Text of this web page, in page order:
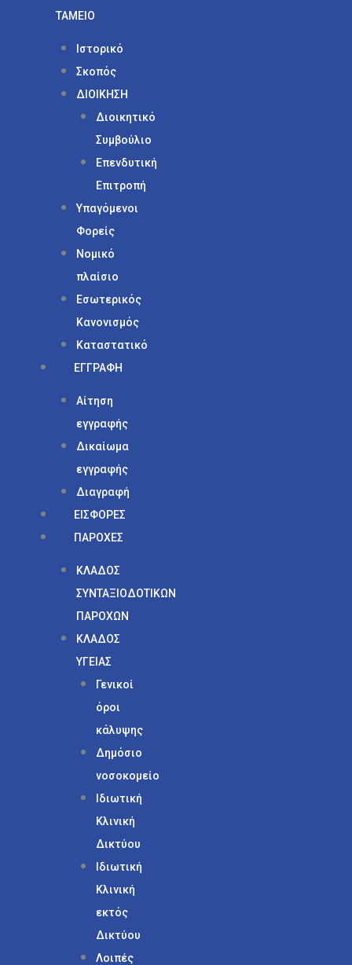
ΤΑΜΕΙΟ
Ιστορικό
Σκοπός
ΔΙΟΙΚΗΣΗ
Διοικητικό
Συμβούλιο
Επενδυτική
Επιτροπή
Υπαγόμενοι
Φορείς
Νομικό
πλαίσιο
Εσωτερικός
Κανονισμός
Καταστατικό
ΕΓΓΡΑΦΗ
Αίτηση
εγγραφής
Δικαίωμα
εγγραφής
Διαγραφή
ΕΙΣΦΟΡΕΣ
ΠΑΡΟΧΕΣ
ΚΛΑΔΟΣ
ΣΥΝΤΑΞΙΟΔΟΤΙΚΩΝ
ΠΑΡΟΧΩΝ
ΚΛΑΔΟΣ
ΥΓΕΙΑΣ
Γενικοί
όροι
κάλυψης
Δημόσιο
νοσοκομείο
Ιδιωτική
Κλινική
Δικτύου
Ιδιωτική
Κλινική
εκτός
Δικτύου
Λοιπές